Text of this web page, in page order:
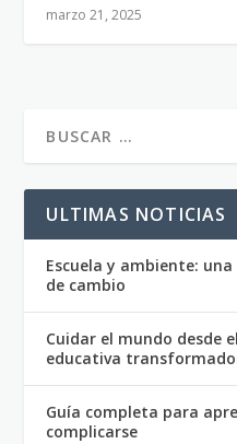
marzo 21, 2025
ULTIMAS NOTICIAS
Escuela y ambiente:
de cambio
Cuidar el mundo desde
educativa
Guía completa para
complicarse